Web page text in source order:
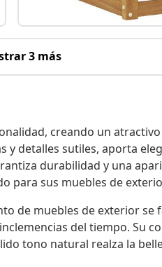
3 más
creando un
detalles sutiles, aporta
durabilidad y una
para sus muebles de
de muebles de exterior se
del tiempo. Su
tono natural realza la